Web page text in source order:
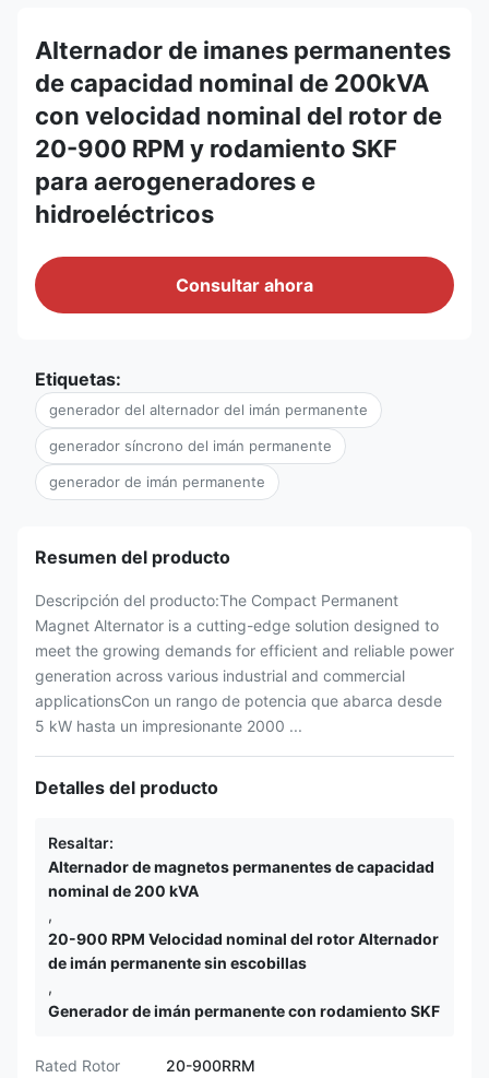
Alternador de imanes permanentes
de capacidad nominal de 200kVA
con velocidad nominal del rotor de
20-900 RPM y rodamiento SKF
para aerogeneradores e
hidroeléctricos
Consultar ahora
Etiquetas:
generador del alternador del imán permanente
generador síncrono del imán permanente
generador de imán permanente
Resumen del producto
Descripción del producto:The Compact Permanent
Magnet Alternator is a cutting-edge solution designed to
meet the growing demands for efficient and reliable power
generation across various industrial and commercial
applicationsCon un rango de potencia que abarca desde
5 kW hasta un impresionante 2000 ...
Detalles del producto
Resaltar:
Alternador de magnetos permanentes de capacidad
nominal de 200 kVA
,
20-900 RPM Velocidad nominal del rotor Alternador
de imán permanente sin escobillas
,
Generador de imán permanente con rodamiento SKF
Rated Rotor
20-900RRM